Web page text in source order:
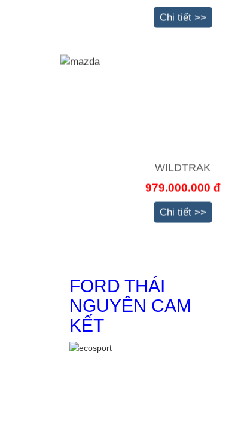
Chi tiết >>
WILDTRAK
979.000.000 đ
Chi tiết >>
FORD THÁI
NGUYÊN CAM
KẾT